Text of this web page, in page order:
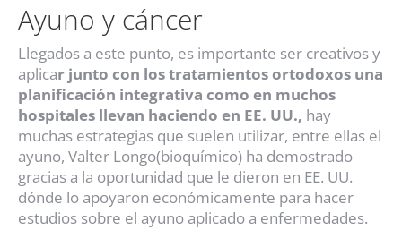
Ayuno y cáncer
Llegados a este punto, es importante ser creativos y
aplicar junto con los tratamientos ortodoxos una
planificación integrativa como en muchos
hospitales llevan haciendo en EE. UU., hay
muchas estrategias que suelen utilizar, entre ellas el
ayuno, Valter Longo(bioquímico) ha demostrado
gracias a la oportunidad que le dieron en EE. UU.
dónde lo apoyaron económicamente para hacer
estudios sobre el ayuno aplicado a enfermedades.